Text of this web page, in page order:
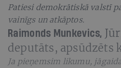
Patiesi demokrātiskā valstī
vainīgs un atkāptos.
Raimonds Munkevics,
deputāts, apsūdzēts
Ja pieņemsim likumu,